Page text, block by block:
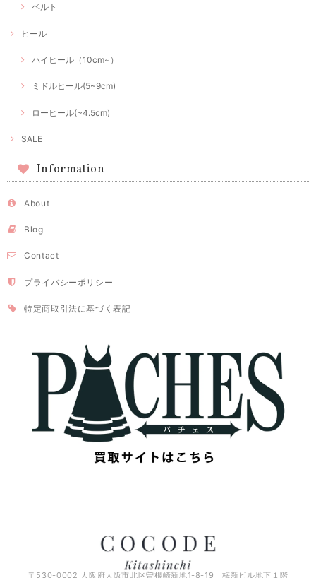
ベルト
ヒール
ハイヒール（10cm~）
ミドルヒール(5~9cm)
ローヒール(~4.5cm)
SALE
Information
About
Blog
Contact
プライバシーポリシー
特定商取引法に基づく表記
〒530-0002 大阪府大阪市北区曽根崎新地1-8-19 梅新ビル地下１階